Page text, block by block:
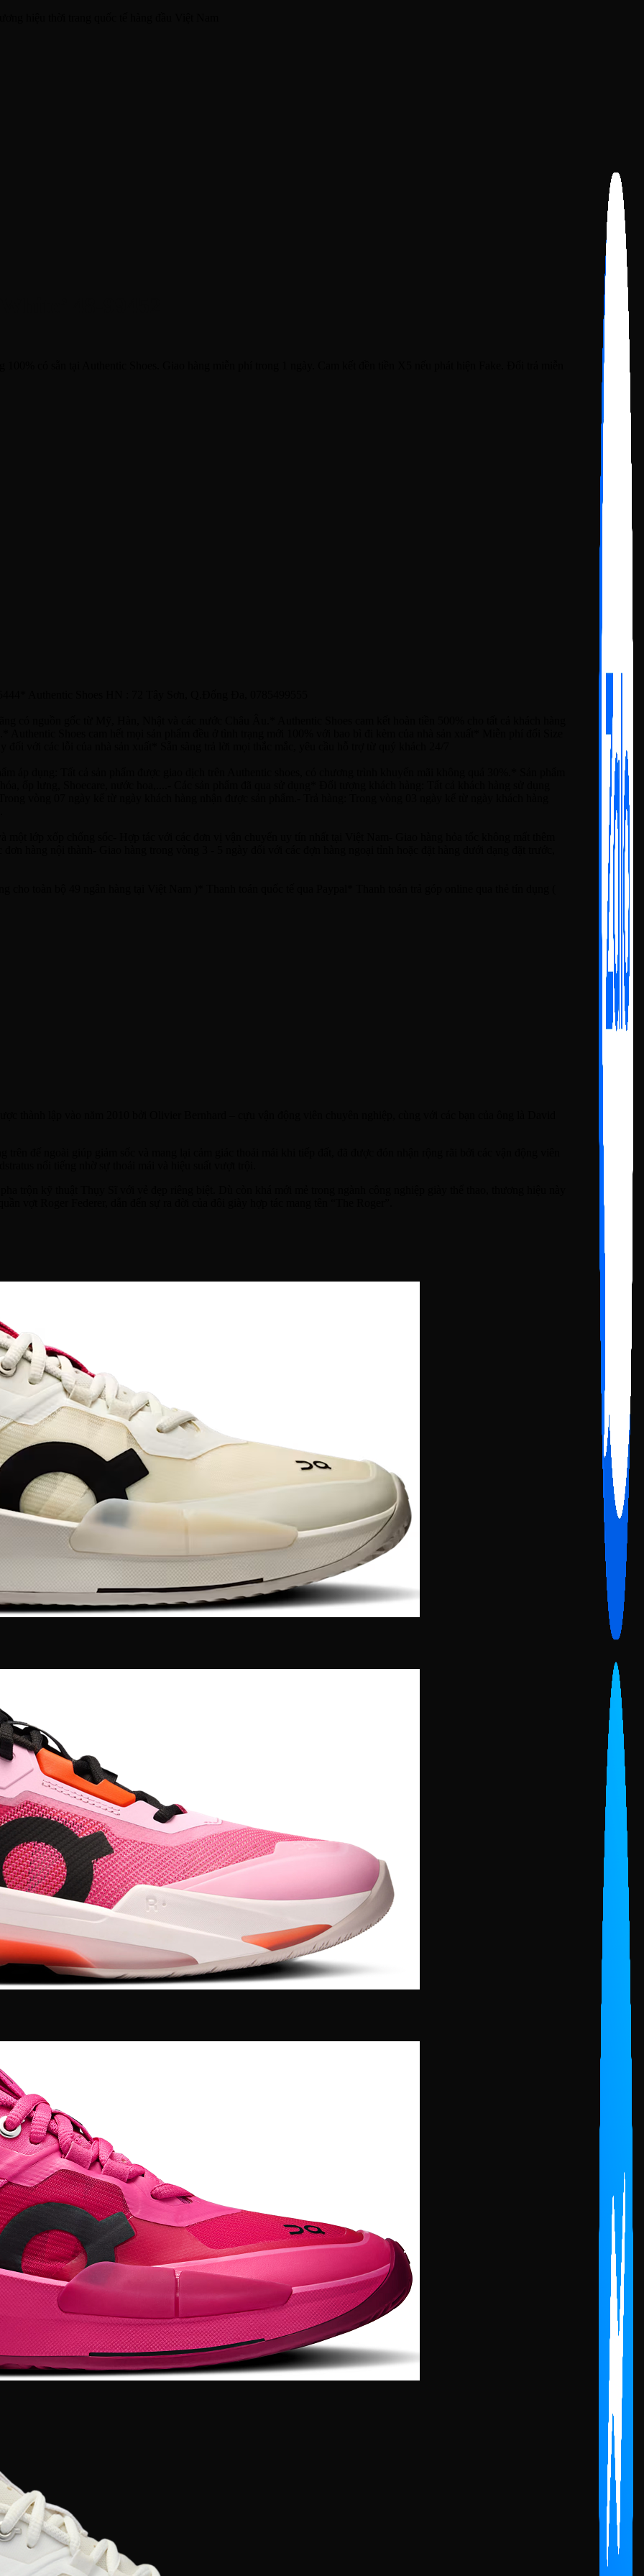
48-99452
có sẵn tại Authentic Shoes. Giao hàng miễn phí trong 1 ngày. Cam kết đền tiền X5 nếu phát hiện Fake. Đổi trả miễn
có nguồn gốc từ Mỹ, Hàn, Nhật và các nước Châu Âu.* Authentic Shoes cam kết hoàn tiền 500% cho tất cả khách hàng
dụng: Tất cả sản phẩm được giao dịch trên Authentic shoes, có chương trình khuyến mãi không quá 30%.* Sản phẩm
ốp lưng, Shoecare, nước hoa,....- Các sản phẩm đã qua sử dụng* Đối tượng khách hàng: Tất cả khách hàng sử dụng
vòng 07 ngày kể từ ngày khách hàng nhận được sản phẩm.- Trả hàng: Trong vòng 03 ngày kể từ ngày khách hàng
cho toàn bộ 49 ngân hàng tại Việt Nam )* Thanh toán quốc tế qua Paypal* Thanh toán trả góp online qua thẻ tín dụng (
trên đế ngoài giúp giảm sốc và mang lại cảm giác thoải mái khi tiếp đất, đã được đón nhận rộng rãi bởi các vận động viên
nổi tiếng nhờ sự thoải mái và hiệu suất vượt trội.
trộn kỹ thuật Thụy Sĩ với vẻ đẹp riêng biệt. Dù còn khá mới mẻ trong ngành công nghiệp giày thể thao, thương hiệu này
vợt Roger Federer, dẫn đến sự ra đời của đôi giày hợp tác mang tên “The Roger”.